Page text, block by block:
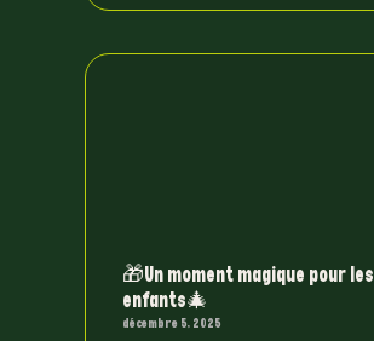
🎁Un moment magique pour les
enfants🎄
décembre 5, 2025